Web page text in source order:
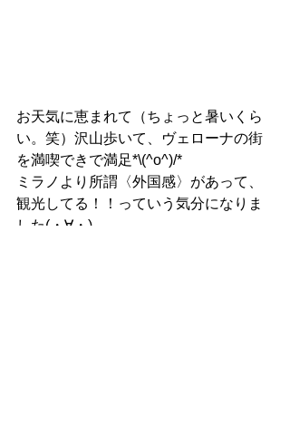
お天気に恵まれて（ちょっと暑いくら
い。笑）沢山歩いて、ヴェローナの街
を満喫できで満足*\(^o^)/*
ミラノより所謂〈外国感〉があって、
観光してる！！っていう気分になりま
した(・∀・)